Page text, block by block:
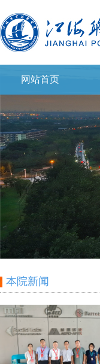
网站首页
本院新闻